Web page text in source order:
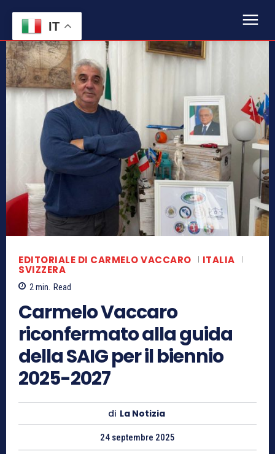
EDITORIALE DI CARMELO VACCARO ITALIA
SVIZZERA
2min. Read
Carmelo Vaccaro
riconfermato alla guida
della SAIG per il biennio
2025-2027
di La Notizia
24 septembre 2025
IT